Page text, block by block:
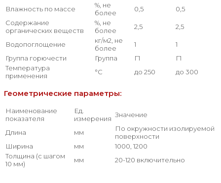
Влажность по массе
%, не
более
0,5
0,5
Содержание
органических веществ
%, не
более
2,5 2,5
Водопоглощение
кг/м2, не
более
1
1
Группа горючести
Группа Г1
Г1
Температура
применения
°С до 250 до 300
Геометрические параметры:
Наименование
показателя
Ед.
измерения Значение
Длина мм
По окружности изолируемой
поверхности
Ширина
мм
1000, 1200
Толщина (с шагом
10 мм)
мм 20-120 включительно